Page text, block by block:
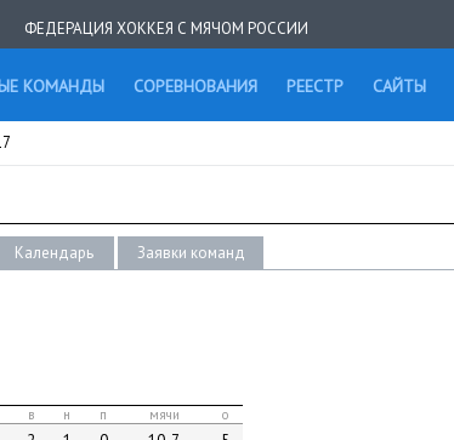
ФЕДЕРАЦИЯ ХОККЕЯ С МЯЧОМ РОССИИ
КОМАНДЫ СОРЕВНОВАНИЯ РЕЕСТР САЙТЫ
Календарь Заявки команд
в н п мячи о